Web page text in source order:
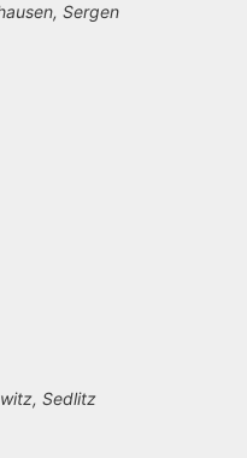
Sergen
Sedlitz